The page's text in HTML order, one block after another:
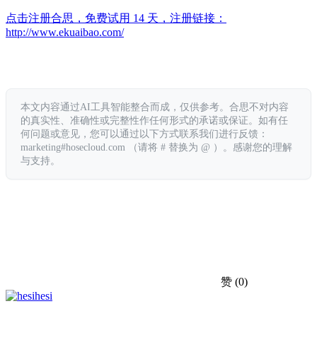
点击注册合思，免费试用 14 天，注册链接：
http://www.ekuaibao.com/
本文内容通过AI工具智能整合而成，仅供参考。合思不对内容
的真实性、准确性或完整性作任何形式的承诺或保证。如有任
何问题或意见，您可以通过以下方式联系我们进行反馈：
marketing#hosecloud.com （请将 # 替换为 @ ）。感谢您的理解
与支持。
赞 (0)
hesi